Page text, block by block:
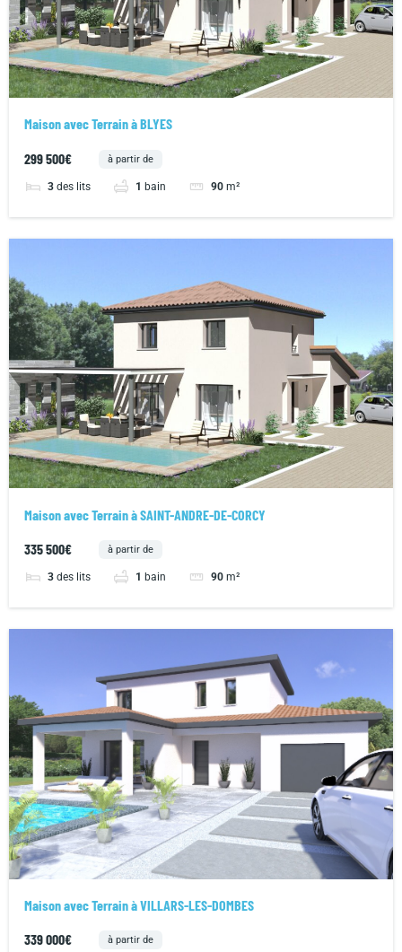
Maison avec Terrain à BLYES
299 500€ à partir de
3 des lits 1 bain 90 m²
Maison avec Terrain à SAINT-ANDRE-DE-CORCY
335 500€ à partir de
3 des lits 1 bain 90 m²
Maison avec Terrain à VILLARS-LES-DOMBES
339 000€ à partir de